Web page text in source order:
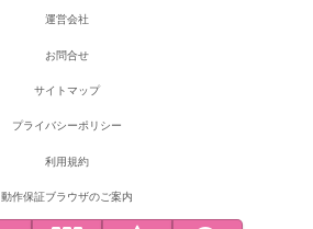
運営会社
お問合せ
サイトマップ
プライバシーポリシー
利用規約
動作保証ブラウザのご案内